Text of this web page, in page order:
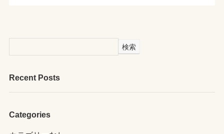
検索
Recent Posts
Categories